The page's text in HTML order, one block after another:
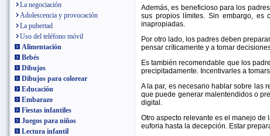
La negociación
Adolescencia y provocación
La pubertad
Uso del teléfono móvil
Alimentación
Bebés
Dibujos
Dibujos para colorear
Educación
Embarazo
Fiestas infantiles
Juegos para niños
Lectura infantil
Además, es beneficioso para los
sus propios límites. Sin embargo, es
inapropiadas.
Por otro lado, los padres deben
pensar críticamente y a tomar
Es también recomendable que los
precipitadamente. Incentivarles a
A la par, es necesario hablar sobre las
que puede generar malentendidos o
digital.
Otro aspecto relevante es el manejo
euforia hasta la decepción. Estar